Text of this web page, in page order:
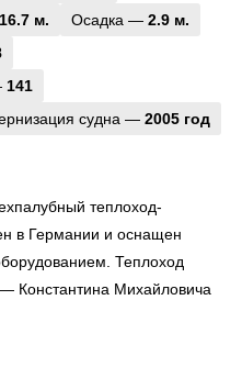
16.7 м. Осадка — 2.9 м.
141
судна — 2005 год
теплоход-
в Германии и оснащен
Теплоход
Константина Михайловича